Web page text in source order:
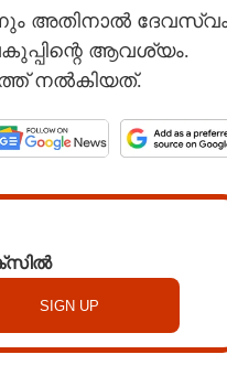
അതിനാൽ
ആവശ്യം.
നൽകിയത്.